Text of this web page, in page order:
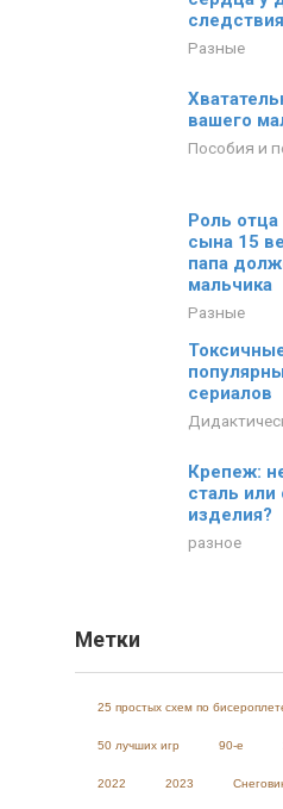
следствия
Разные
вашего
Пособия и
Роль отца
сына 15
папа
мальчика
Разные
сериалов
Крепеж:
сталь
изделия?
разное
Метки
25 простых схем по
50 лучших игр 90-е
2022 2023